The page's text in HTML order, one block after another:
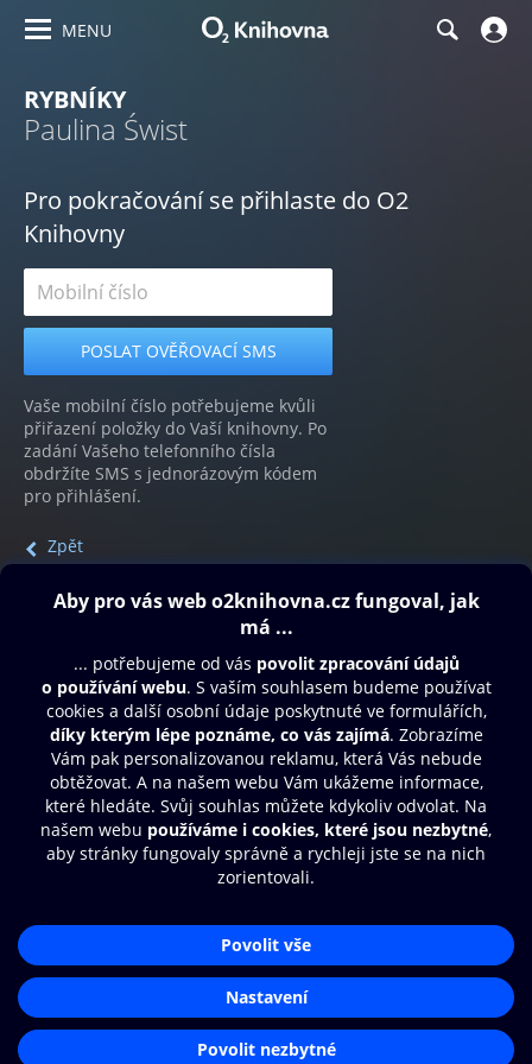
MENU
RYBNÍKY
Paulina Świst
Pro pokračování se přihlaste do O2
Knihovny
Vaše mobilní číslo potřebujeme kvůli
přiřazení položky do Vaší knihovny. Po
zadání Vašeho telefonního čísla
obdržíte SMS s jednorázovým kódem
pro přihlášení.
Zpět
Obsah ke stažení
Moje O2 Knihovna
Další zábava
© O2 Czech Republic a.s.
Přístupnost
Zásady zpracování osobních údajů
Nastavení cookies
Aplikace O2 Knihovna
Čti a poslouchej své e-knihy a
audioknihy rychleji a pohodlněji.